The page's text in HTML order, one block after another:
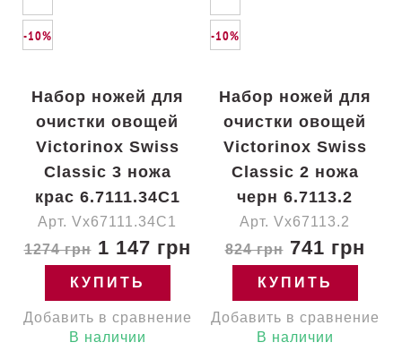
-10%
Набор ножей для
очистки овощей
Victorinox Swiss
Classic 3 ножа
крас 6.7111.34C1
Арт. Vx67111.34C1
1274 грн1 147 грн
КУПИТЬ
Добавить в сравнение
В наличии
-10%
Набор ножей для
очистки овощей
Victorinox Swiss
Classic 2 ножа
черн 6.7113.2
Арт. Vx67113.2
824 грн741 грн
КУПИТЬ
Добавить в сравнение
В наличии